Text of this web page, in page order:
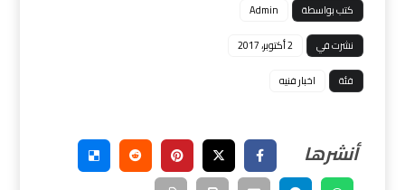
كتب بواسطة
Admin
نشرت في
2 أكتوبر، 2017
فئة
اخبار فنيه